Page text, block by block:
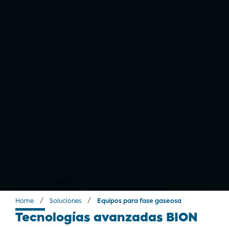
Home / Soluciones / Equipos para fase gaseosa
Tecnologías avanzadas BION